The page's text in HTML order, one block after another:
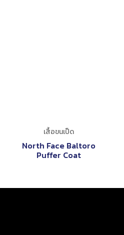
เสื้อขนเป็ด
North Face Baltoro
Puffer Coat